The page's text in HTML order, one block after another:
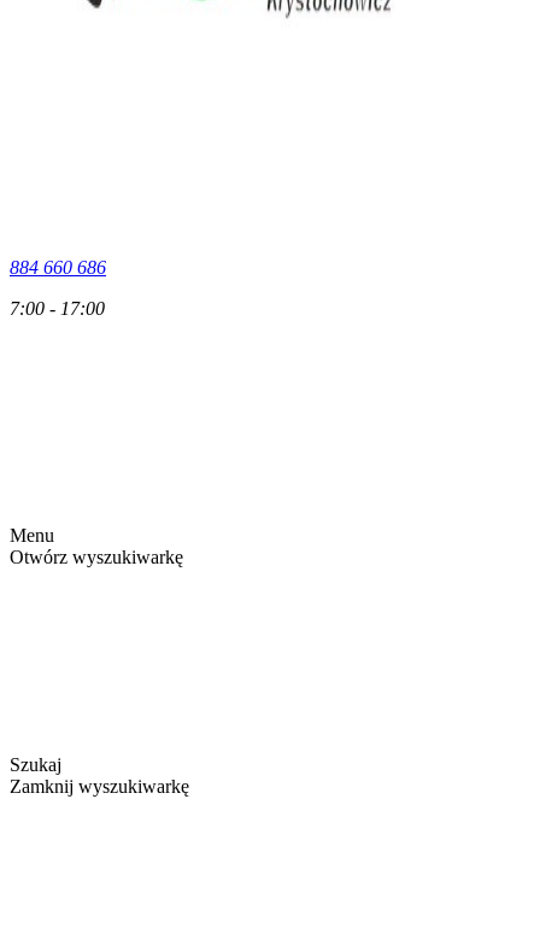
884 660 686
7:00 - 17:00
Menu
Otwórz wyszukiwarkę
Szukaj
Zamknij wyszukiwarkę